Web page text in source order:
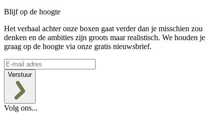
Blijf op de hoogte
Het verhaal achter onze boxen gaat verder dan je misschien zou
denken en de ambities zijn groots maar realistisch. We houden je
graag op de hoogte via onze gratis nieuwsbrief.
Verstuur
Volg ons...